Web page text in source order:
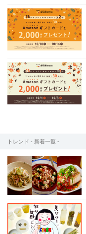
トレンド - 新着一覧 -